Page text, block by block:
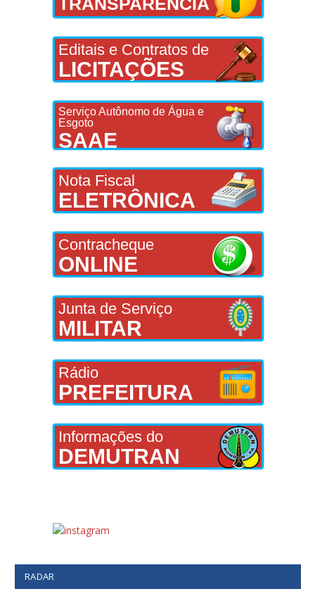
Editais e Contratos de
LICITAÇÕES
Serviço Autônomo de Água e
Esgoto
SAAE
Nota Fiscal
ELETRÔNICA
Contracheque
ONLINE
Junta de Serviço
MILITAR
Rádio
PREFEITURA
Informações do
DEMUTRAN
RADAR